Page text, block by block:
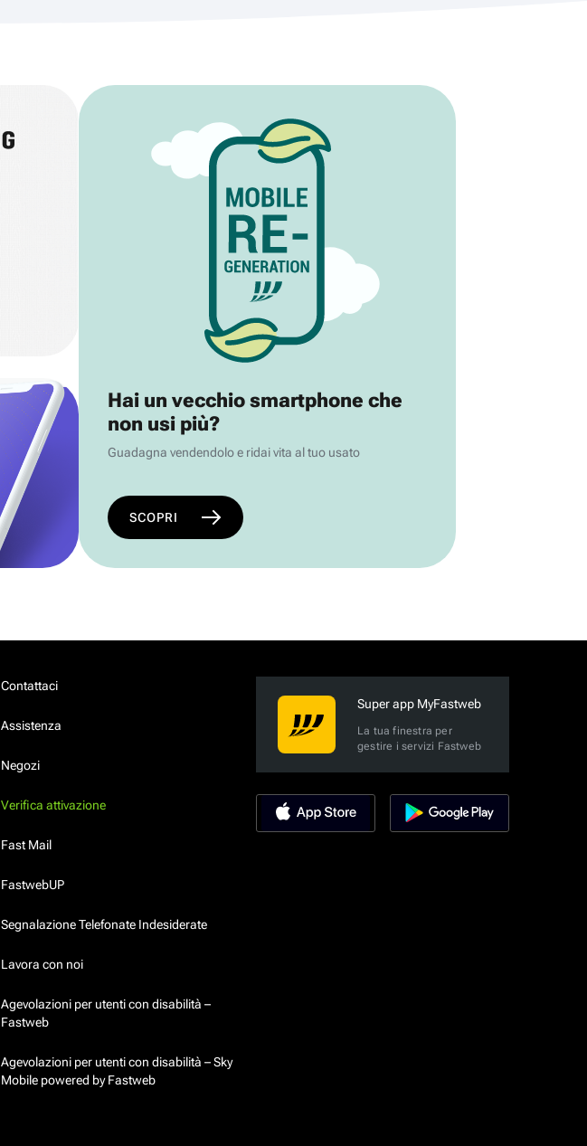
Hai un vecchio smartphone che
non usi più?
Guadagna vendendolo e ridai vita al tuo usato
SCOPRI
Contattaci
Assistenza
Negozi
Verifica attivazione
Fast Mail
FastwebUP
Segnalazione Telefonate Indesiderate
Lavora con noi
Agevolazioni per utenti con disabilità –
Fastweb
Agevolazioni per utenti con disabilità – Sky
Mobile powered by Fastweb
Super app MyFastweb
La tua finestra per
gestire i servizi Fastweb